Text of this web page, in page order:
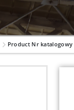
Product Nr katalogowy